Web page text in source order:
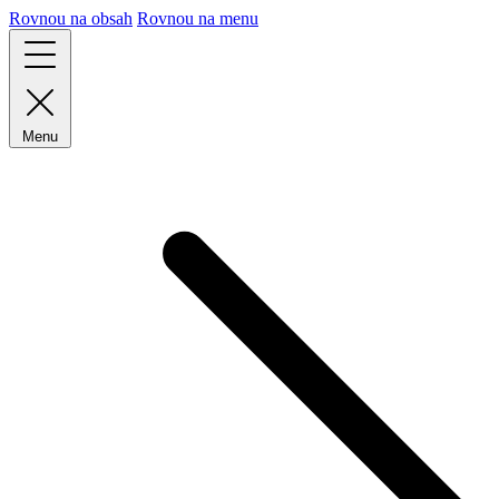
Rovnou na obsah Rovnou na menu
Menu